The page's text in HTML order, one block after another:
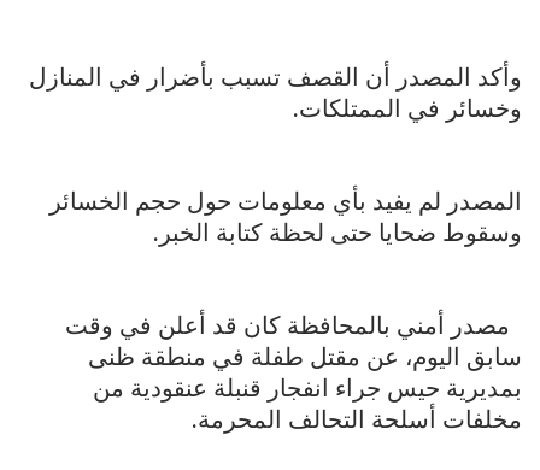
وأكد المصدر أن القصف تسبب بأضرار في المنازل
وخسائر في الممتلكات.
المصدر لم يفيد بأي معلومات حول حجم الخسائر
وسقوط ضحايا حتى لحظة كتابة الخبر.
مصدر أمني بالمحافظة كان قد أعلن في وقت
سابق اليوم، عن مقتل طفلة في منطقة ظنى
بمديرية حيس جراء انفجار قنبلة عنقودية من
مخلفات أسلحة التحالف المحرمة.